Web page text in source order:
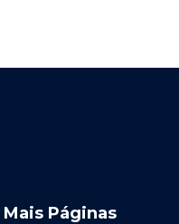
Mais Páginas